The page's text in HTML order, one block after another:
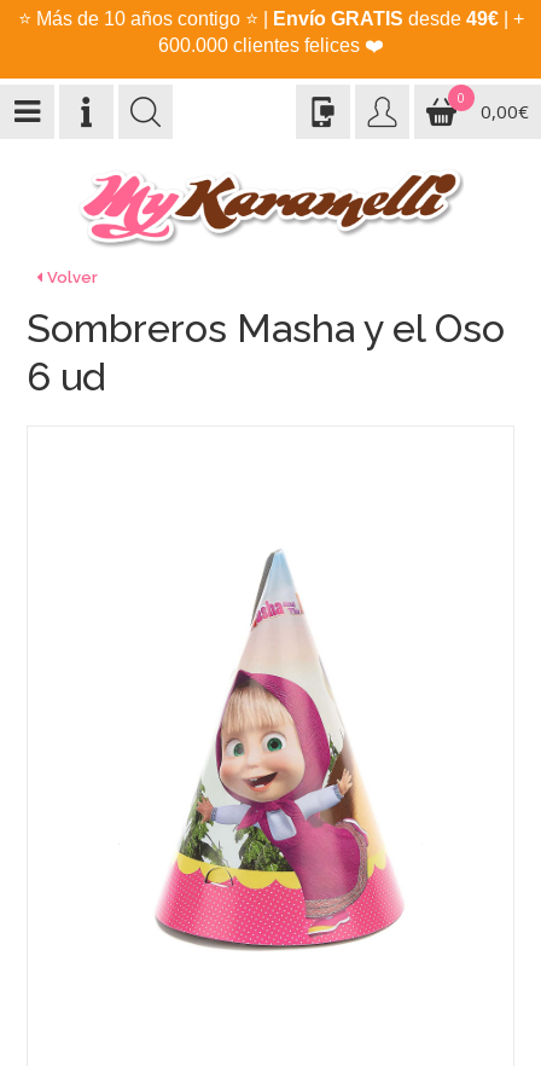
⭐ Más de 10 años contigo ⭐ Envío GRATIS desde 49€| +
600.000 clientes felices ❤️
0
0,00€
Volver
Sombreros Masha y el Oso
6 ud